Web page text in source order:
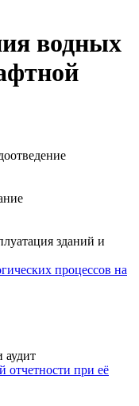
водных
зданий и
процессов на
аудит
отчетности при её